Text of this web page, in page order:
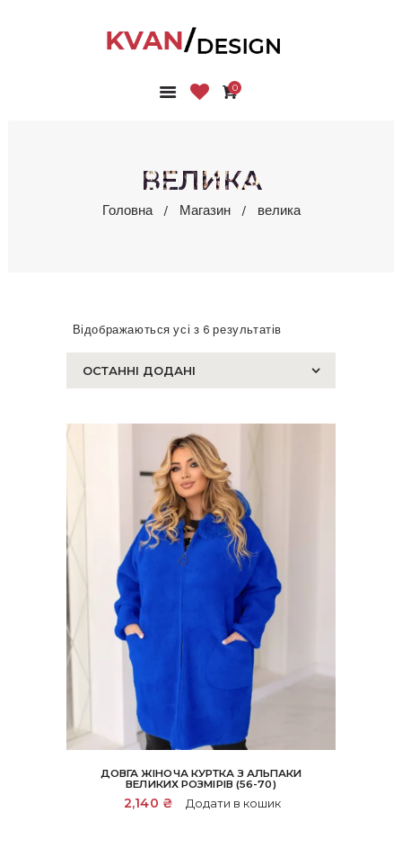
0
ВЕЛИКА
Головна Магазин велика
ГОЛОВНА
ПРО НАС
БЛОГ
Відображаються усі з 6 результатів
ДОВГА ЖІНОЧА КУРТКА З АЛЬПАКИ
ВЕЛИКИХ РОЗМІРІВ (56-70)
2,140 ₴ Додати в кошик